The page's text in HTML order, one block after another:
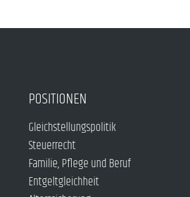
POSITIONEN
Gleichstellungspolitik
Steuerrecht
Familie, Pflege und Beruf
Entgeltgleichheit